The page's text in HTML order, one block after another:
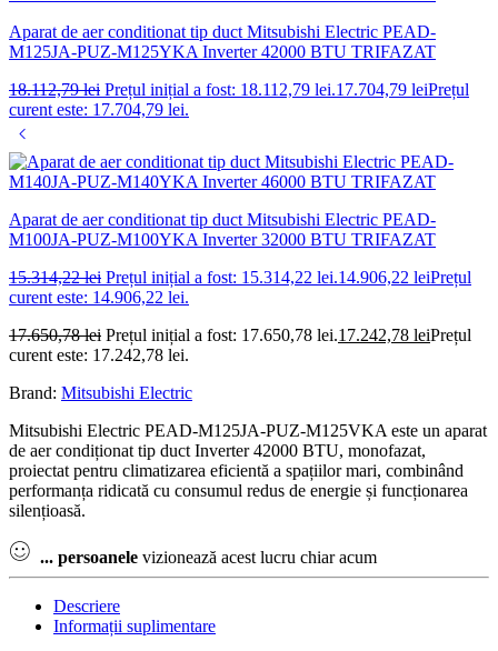
Aparat de aer conditionat tip duct Mitsubishi Electric PEAD-
M125JA-PUZ-M125YKA Inverter 42000 BTU TRIFAZAT
18.112,79lei Prețul inițial a fost: 18.112,79 lei.17.704,79 leiPrețul
curent este: 17.704,79 lei.
Aparat de aer conditionat tip duct Mitsubishi Electric PEAD-
M100JA-PUZ-M100YKA Inverter 32000 BTU TRIFAZAT
15.314,22lei Prețul inițial a fost: 15.314,22 lei.14.906,22 leiPrețul
curent este: 14.906,22 lei.
17.650,78lei Prețul inițial a fost: 17.650,78 lei.17.242,78 leiPrețul
curent este: 17.242,78 lei.
Brand: Mitsubishi Electric
Mitsubishi Electric PEAD-M125JA-PUZ-M125VKA este un aparat
de aer condiționat tip duct Inverter 42000 BTU, monofazat,
proiectat pentru climatizarea eficientă a spațiilor mari, combinând
performanța ridicată cu consumul redus de energie și funcționarea
silențioasă.
... persoanele vizionează acest lucru chiar acum
Descriere
Informații suplimentare